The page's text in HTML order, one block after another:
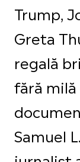
Trump,
Greta
regală
fără
Samuel